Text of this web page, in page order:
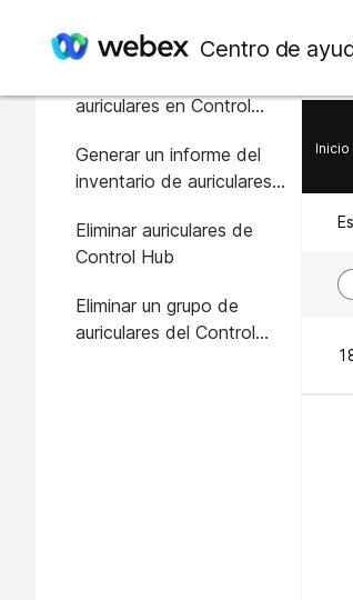
Centro de
En este artículo
auriculares en Control
Generar un informe del
inventario de auriculares
Eliminar auriculares de
Control Hub
Eliminar un grupo de
auriculares del Control
Inicio